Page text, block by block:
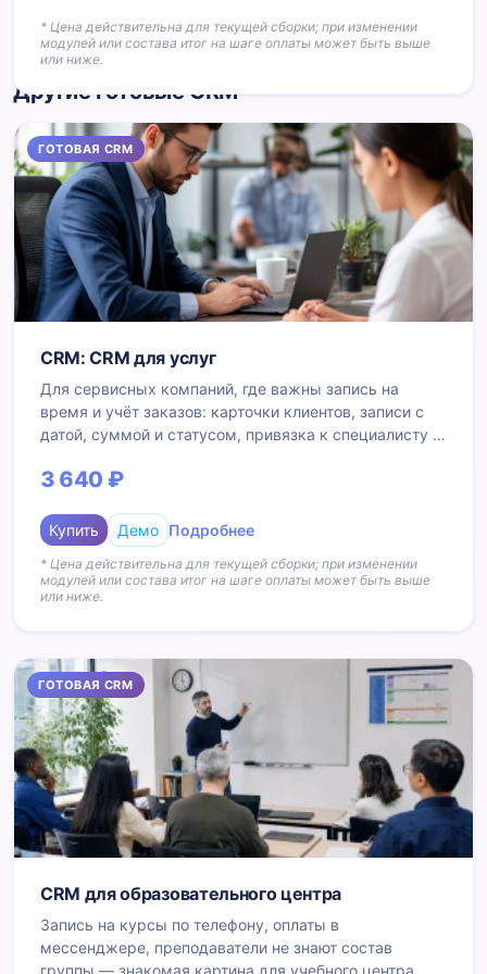
* Цена действительна для текущей сборки; при изменении
модулей или состава итог на шаге оплаты может быть выше
или ниже.
Другие готовые CRM
ГОТОВАЯ CRM
CRM: CRM для услуг
Для сервисных компаний, где важны запись на
время и учёт заказов: карточки клиентов, записи с
датой, суммой и статусом, привязка к специалисту и
справочник услуг, касса по оплатам и воронка по
3 640 ₽
Купить Демо Подробнее
* Цена действительна для текущей сборки; при изменении
модулей или состава итог на шаге оплаты может быть выше
или ниже.
ГОТОВАЯ CRM
CRM для образовательного центра
Запись на курсы по телефону, оплаты в
мессенджере, преподаватели не знают состав
группы — знакомая картина для учебного центра.